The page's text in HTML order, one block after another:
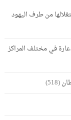
من طرف اليهود
في مختلف المراكز
(518)